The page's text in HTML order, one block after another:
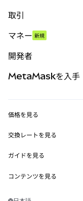
取引
パーペチュアル
RWA
マネー 新規
開発者
MetaMask Connect
Snaps
Web3サービス
MetaMaskを入手
セキュリティ
サポート
キャリア
価格を見る
イーサリアムの価格
Solanaの価格
交換レートを見る
ETH→USD
USDT→INR
ガイドを見る
ETHの購入
コンテンツを見る